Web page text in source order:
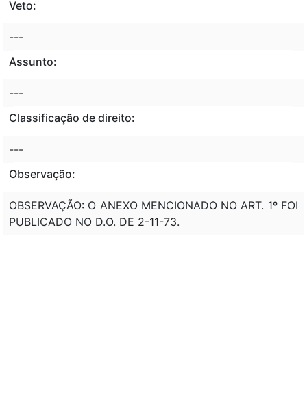
Veto:
---
Assunto:
---
Classificação de direito:
---
Observação:
OBSERVAÇÃO: O ANEXO MENCIONADO NO ART. 1º FOI
PUBLICADO NO D.O. DE 2-11-73.